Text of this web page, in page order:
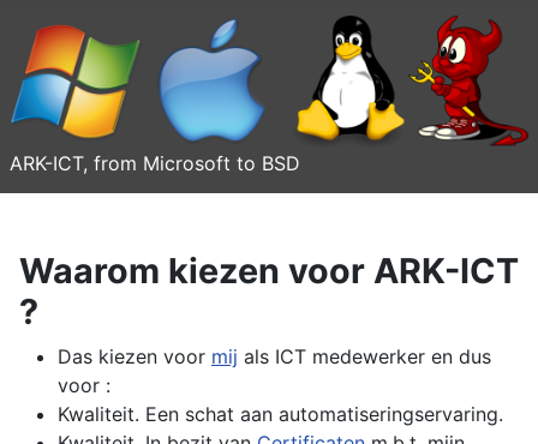
ARK-ICT, from Microsoft to BSD
Waarom kiezen voor ARK-ICT
?
Das kiezen voor mij als ICT medewerker en dus
voor :
Kwaliteit. Een schat aan automatiseringservaring.